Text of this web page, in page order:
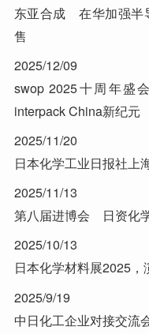
东亚合成 在华加强半
售
2025/12/09
swop 2025十周年盛
interpack China新纪元
2025/11/20
日本化学工业日报社上
2025/11/13
第八届进博会 日资化
2025/10/13
日本化学材料展2025，
2025/9/19
中日化工企业对接交流